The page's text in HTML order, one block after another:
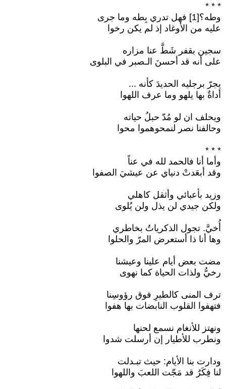
* * *
وطه؟[1] فهل تدري بِطه وما جرى
عليه من الأوغاد إذ لم يكن رخوا
سجين بقفر شَطَّ عنا مزاره
على أنه قد أحسنَ الـصبر في البلوى
يجرّ برجليه الحديدَ كأنه ...
أداةٌ بها يلهو وما عرف اللهوا
ويحلف ان لو مُدّ حبلُ حياته
وحالفنا نصر لنمحوهموا محوا
* * *
وأما أنا فالحمد لله في عناً
وقد أبعَدتْ دنياي عن عيشيَ الصفوا
وزيد بأعبائي وأثقل كاهلي
ولكن جيدي لن يذل ولن يُلوى
أُخيَّ. تجول الذكرياتُ بخاطري
وها أنا ذا أستعرض المرّ والحلوا
مضت بعض أيام علينا وعيشنا
رخيُّ ولذات الحياة كما نهوى
ترف المنى كالطيرِ فوق رؤوسِنا
فتهفوا القلوب النابضات بها هفوا
ونهتز للأنغام نسمع لحنها
ونطرب للأطيار إن أرسلت شدوا
ودارت بنا الأيام: حيث تبـدلت
لنا فِكَرٌ قد مَجّت اللعبَ واللهوا